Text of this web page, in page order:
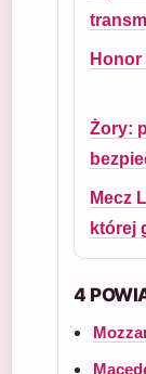
Honor
Żory:
Mecz
której
4